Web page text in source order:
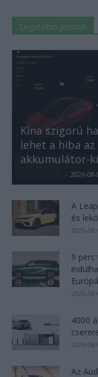
Legutolsó postok
Kína szigorú
lehet a hiba
akkumulátor-
- 2026-
A
és
2026-
9
2026-
4000
2026-
Az